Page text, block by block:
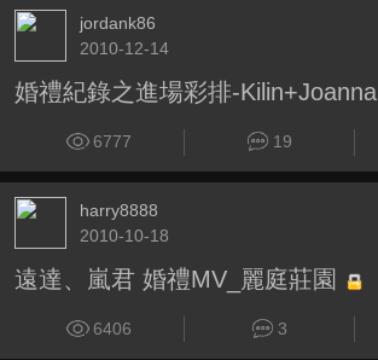
jordank86
2010-12-14
婚禮紀錄之進場彩排-Kilin+Joanna
6777 19
harry8888
2010-10-18
遠達、嵐君 婚禮MV_麗庭莊園
6406 3